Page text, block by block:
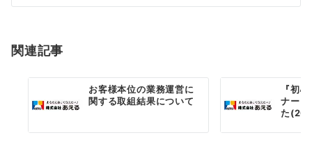
シ
ン
関連記事
お客様本位の業務運営に
関する取組結果について
『初
ナー
た